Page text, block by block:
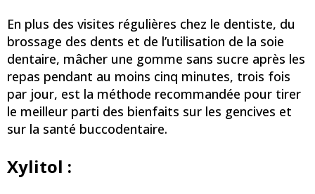
En plus des visites régulières chez le dentiste, du
brossage des dents et de l’utilisation de la soie
dentaire, mâcher une gomme sans sucre après les
repas pendant au moins cinq minutes, trois fois
par jour, est la méthode recommandée pour tirer
le meilleur parti des bienfaits sur les gencives et
sur la santé buccodentaire.
Xylitol :